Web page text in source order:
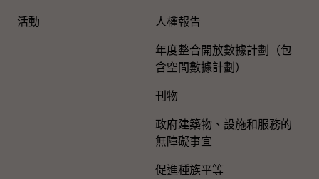
活動 人權報告
年度整合開放數據計劃（包
含空間數據計劃）
刊物
政府建築物、設施和服務的
無障礙事宜
促進種族平等